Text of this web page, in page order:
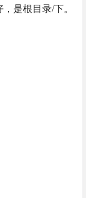
是根目录/下。